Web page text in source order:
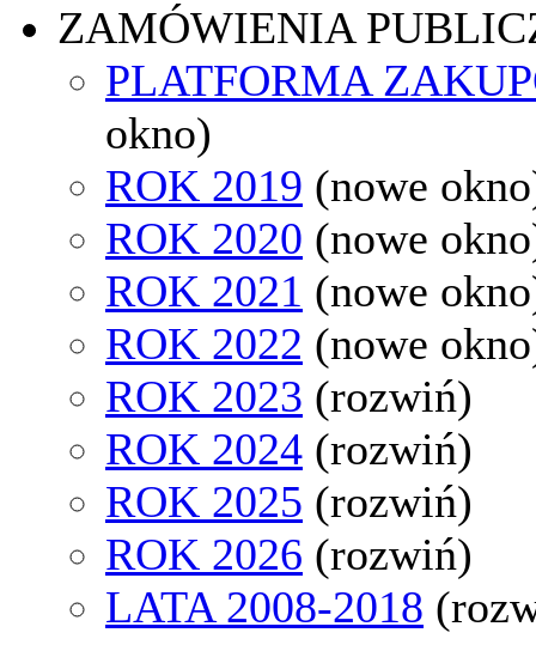
ZAMÓWIENIA
PLATFORMA
okno)
ROK 2019 (nowe
ROK 2020 (nowe
ROK 2021 (nowe
ROK 2022 (nowe
ROK 2023 (rozwiń)
ROK 2024 (rozwiń)
ROK 2025 (rozwiń)
ROK 2026 (rozwiń)
LATA 2008-2018